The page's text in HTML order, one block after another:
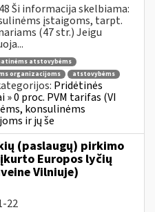
Ši informacija skelbiama:
įstaigoms, tarpt.
(47 str.) Jeigu
atstovybėms
organizacijoms
atstovybėms
Pridėtinės
0 proc. PVM tarifas (VI
konsulinėms
ir jų še
(paslaugų) pirkimo
Europos lyčių
Vilniuje)
22